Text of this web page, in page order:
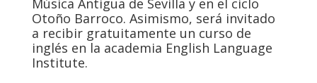
Música Antigua de Sevilla y en el ciclo
Otoño Barroco. Asimismo, será invitado
a recibir gratuitamente un curso de
inglés en la academia English Language
Institute.